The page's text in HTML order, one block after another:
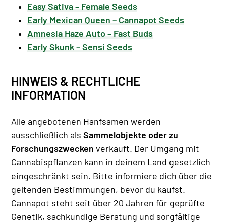
Easy Sativa – Female Seeds
Early Mexican Queen – Cannapot Seeds
Amnesia Haze Auto – Fast Buds
Early Skunk – Sensi Seeds
HINWEIS & RECHTLICHE
INFORMATION
Alle angebotenen Hanfsamen werden
ausschließlich als Sammelobjekte oder zu
Forschungszwecken verkauft. Der Umgang mit
Cannabispflanzen kann in deinem Land gesetzlich
eingeschränkt sein. Bitte informiere dich über die
geltenden Bestimmungen, bevor du kaufst.
Cannapot steht seit über 20 Jahren für geprüfte
Genetik, sachkundige Beratung und sorgfältige